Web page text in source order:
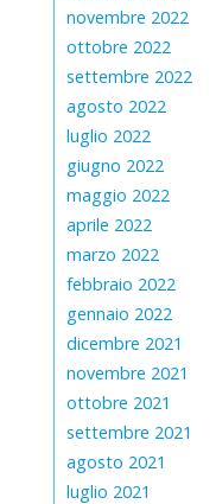
novembre 2022
ottobre 2022
settembre 2022
agosto 2022
luglio 2022
giugno 2022
maggio 2022
aprile 2022
marzo 2022
febbraio 2022
gennaio 2022
dicembre 2021
novembre 2021
ottobre 2021
settembre 2021
agosto 2021
luglio 2021